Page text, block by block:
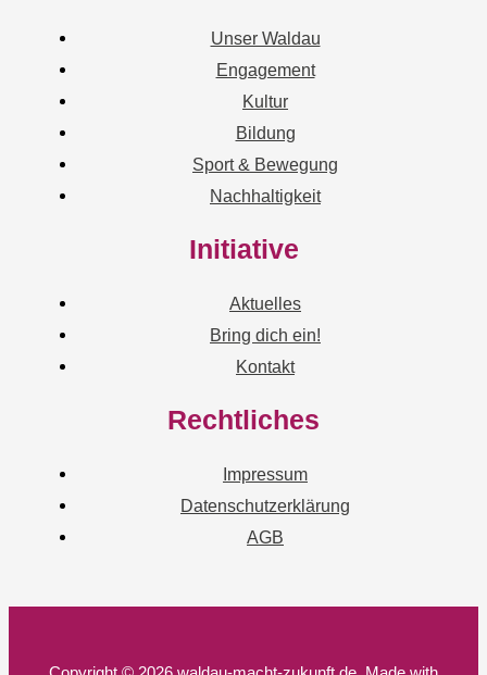
Unser Waldau
Engagement
Kultur
Bildung
Sport & Bewegung
Nachhaltigkeit
Initiative
Aktuelles
Bring dich ein!
Kontakt
Rechtliches
Impressum
Datenschutzerklärung
AGB